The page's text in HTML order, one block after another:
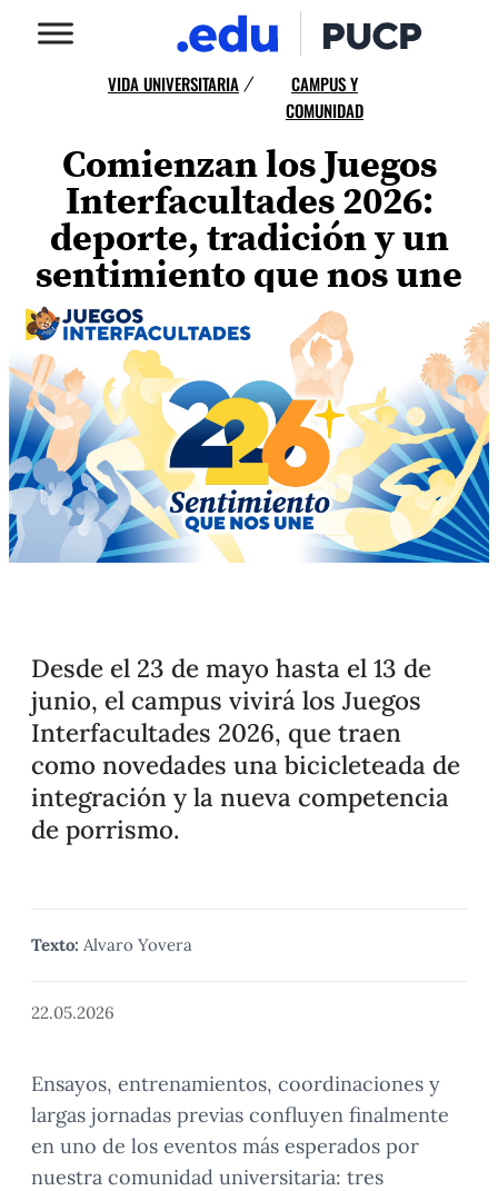
VIDA UNIVERSITARIA /
CAMPUS Y
COMUNIDAD
Comienzan los Juegos
Interfacultades 2026:
deporte, tradición y un
sentimiento que nos une
Desde el 23 de mayo hasta el 13 de
junio, el campus vivirá los Juegos
Interfacultades 2026, que traen
como novedades una bicicleteada de
integración y la nueva competencia
de porrismo.
Texto: Alvaro Yovera
22.05.2026
Ensayos, entrenamientos, coordinaciones y
largas jornadas previas confluyen finalmente
en uno de los eventos más esperados por
nuestra comunidad universitaria: tres